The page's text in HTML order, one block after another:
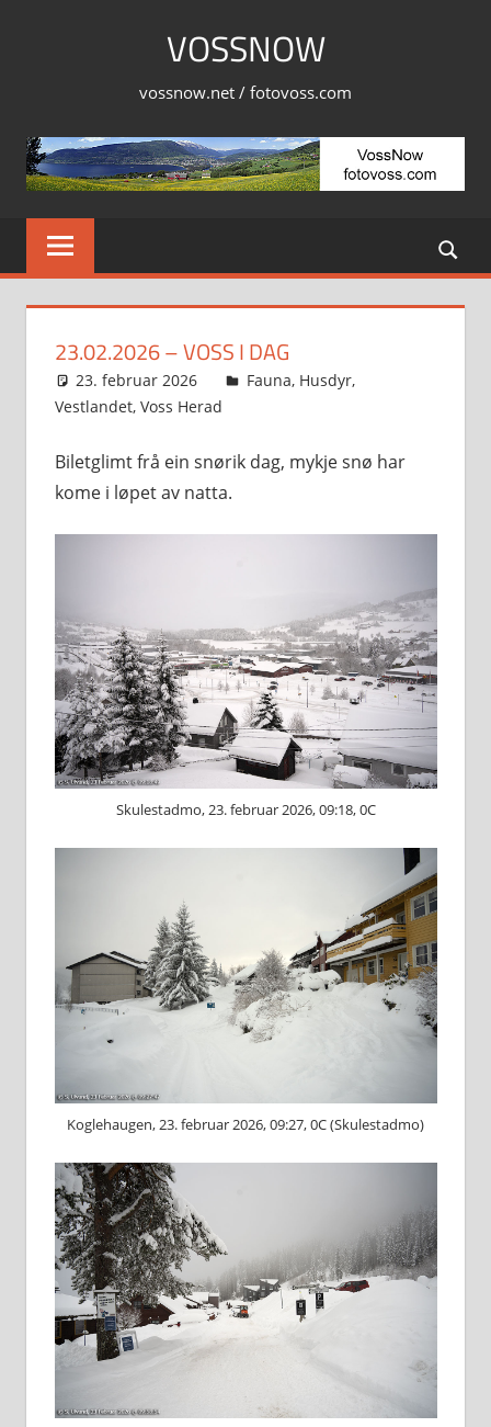
VOSSNOW
vossnow.net / fotovoss.com
23.02.2026 – VOSS I DAG
23. februar 2026 Svein
Fauna, Husdyr,
Vestlandet, Voss Herad
Biletglimt frå ein snørik dag, mykje snø har
kome i løpet av natta.
Skulestadmo, 23. februar 2026, 09:18, 0C
Koglehaugen, 23. februar 2026, 09:27, 0C (Skulestadmo)